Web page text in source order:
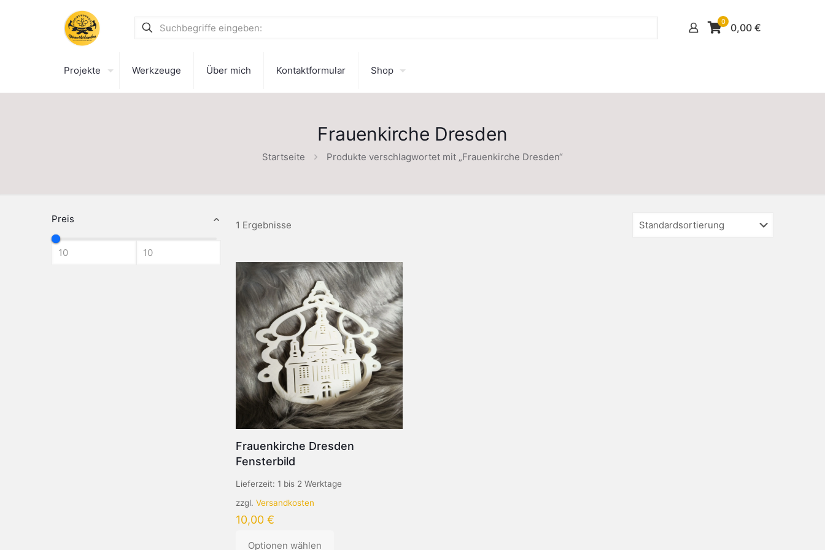
0 0,00 €
Projekte Werkzeuge Über mich Kontaktformular Shop
Frauenkirche Dresden
Startseite Produkte verschlagwortet mit „Frauenkirche Dresden“
Preis 1 Ergebnisse
Frauenkirche Dresden
Fensterbild
Lieferzeit: 1 bis 2 Werktage
zzgl. Versandkosten
10,00 €
Optionen wählen